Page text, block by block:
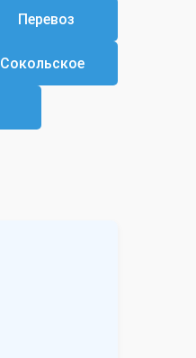
Перевоз
Сокольское